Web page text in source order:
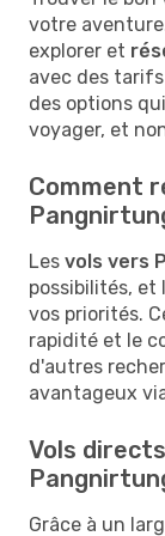
votre
explorer et
avec des
des options
voyager, et
Comment
Les vols vers
possibilités, et
vos priorités.
rapidité et le
d'autres
avantageux
Vols
Grâce à un